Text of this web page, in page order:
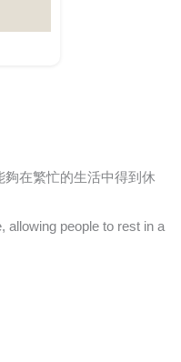
在繁忙的生活中得到休
allowing people to rest in a